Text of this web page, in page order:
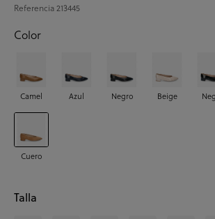
Referencia213445
Color
Camel Azul Negro Beige
Cuero
Talla